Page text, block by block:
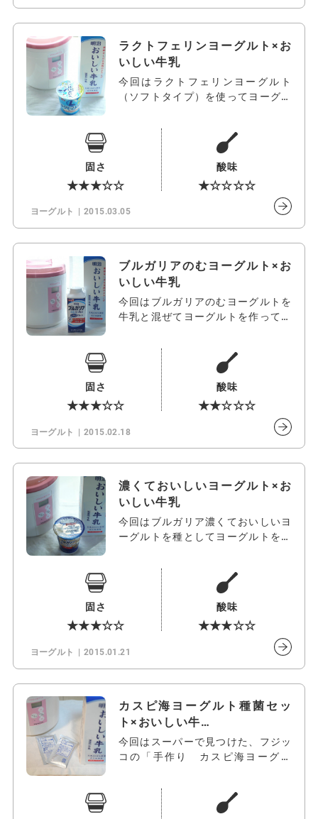
ラクトフェリンヨーグルト×お
いしい牛乳
今回はラクトフェリンヨーグルト
（ソフトタイプ）を使ってヨーグル
固さ
★★★☆☆
酸味
★☆☆☆☆
ヨーグルト 2015.03.05
ブルガリアのむヨーグルト×お
いしい牛乳
今回はブルガリアのむヨーグルトを
牛乳と混ぜてヨーグルトを作ってみ
固さ
★★★☆☆
酸味
★★☆☆☆
ヨーグルト 2015.02.18
濃くておいしいヨーグルト×お
いしい牛乳
今回はブルガリア濃くておいしいヨ
ーグルトを種としてヨーグルトを作
固さ
★★★☆☆
酸味
★★★☆☆
ヨーグルト 2015.01.21
カスピ海ヨーグルト種菌セッ
ト×おいしい牛…
今回はスーパーで見つけた、フジッ
コの「手作り カスピ海ヨーグル